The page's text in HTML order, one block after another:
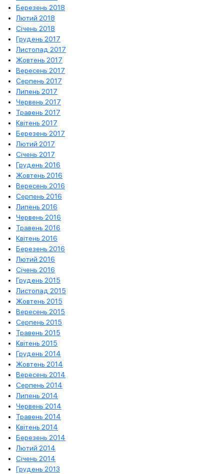
Березень 2018
Лютий 2018
Січень 2018
Грудень 2017
Листопад 2017
Жовтень 2017
Вересень 2017
Серпень 2017
Липень 2017
Червень 2017
Травень 2017
Квітень 2017
Березень 2017
Лютий 2017
Січень 2017
Грудень 2016
Жовтень 2016
Вересень 2016
Серпень 2016
Липень 2016
Червень 2016
Травень 2016
Квітень 2016
Березень 2016
Лютий 2016
Січень 2016
Грудень 2015
Листопад 2015
Жовтень 2015
Вересень 2015
Серпень 2015
Травень 2015
Квітень 2015
Грудень 2014
Жовтень 2014
Вересень 2014
Серпень 2014
Липень 2014
Червень 2014
Травень 2014
Квітень 2014
Березень 2014
Лютий 2014
Січень 2014
Грудень 2013